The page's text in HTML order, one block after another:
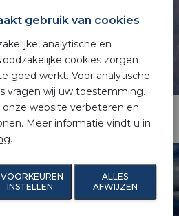
gebruik van cookies
analytische en
cookies zorgen
goed werkt. Voor analytische
vragen wij uw toestemming.
website verbeteren en
Meer informatie vindt u in
.
VOORKEUREN
INSTELLEN
ALLES
AFWIJZEN